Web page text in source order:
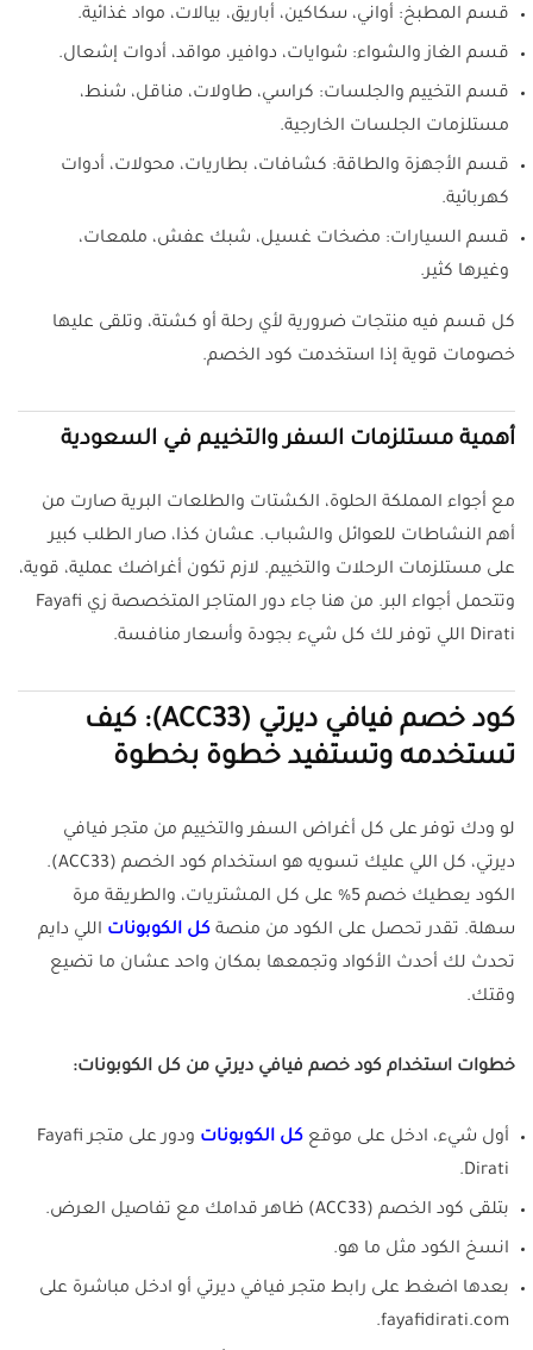
قسم المطبخ: أواني، سكاكين، أباريق، بيالات، مواد غذائية.
قسم الغاز والشواء: شوايات، دوافير، مواقد، أدوات إشعال.
قسم التخييم والجلسات: كراسي، طاولات، مناقل، شنط،
مستلزمات الجلسات الخارجية.
قسم الأجهزة والطاقة: كشافات، بطاريات، محولات، أدوات
كهربائية.
قسم السيارات: مضخات غسيل، شبك عفش، ملمعات،
وغيرها كثير.
كل قسم فيه منتجات ضرورية لأي رحلة أو كشتة، وتلقى عليها
خصومات قوية إذا استخدمت كود الخصم.
أهمية مستلزمات السفر والتخييم في السعودية
مع أجواء المملكة الحلوة، الكشتات والطلعات البرية صارت من
أهم النشاطات للعوائل والشباب. عشان كذا، صار الطلب كبير
على مستلزمات الرحلات والتخييم. لازم تكون أغراضك عملية، قوية،
وتتحمل أجواء البر. من هنا جاء دور المتاجر المتخصصة زي Fayafi
Dirati اللي توفر لك كل شيء بجودة وأسعار منافسة.
كود خصم فيافي ديرتي (ACC33): كيف
تستخدمه وتستفيد خطوة بخطوة
لو ودك توفر على كل أغراض السفر والتخييم من متجر فيافي
ديرتي، كل اللي عليك تسويه هو استخدام كود الخصم (ACC33).
الكود يعطيك خصم 5% على كل المشتريات، والطريقة مرة
سهلة. تقدر تحصل على الكود من منصة كل الكوبونات اللي دايم
تحدث لك أحدث الأكواد وتجمعها بمكان واحد عشان ما تضيع
وقتك.
خطوات استخدام كود خصم فيافي ديرتي من كل الكوبونات:
أول شيء، ادخل على موقع كل الكوبونات
ودور على متجر Fayafi
Dirati.
بتلقى كود الخصم (ACC33) ظاهر قدامك مع تفاصيل العرض.
انسخ الكود مثل ما هو.
بعدها اضغط على رابط متجر فيافي ديرتي أو ادخل مباشرة على
fayafidirati.com.